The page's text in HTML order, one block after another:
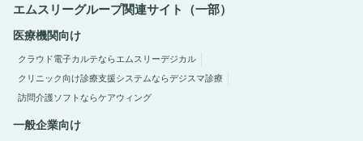
エムスリーグループ関連サイト（一部）
医療機関向け
クラウド電子カルテならエムスリーデジカル
クリニック向け診療支援システムならデジスマ診療
訪問介護ソフトならケアウィング
一般企業向け